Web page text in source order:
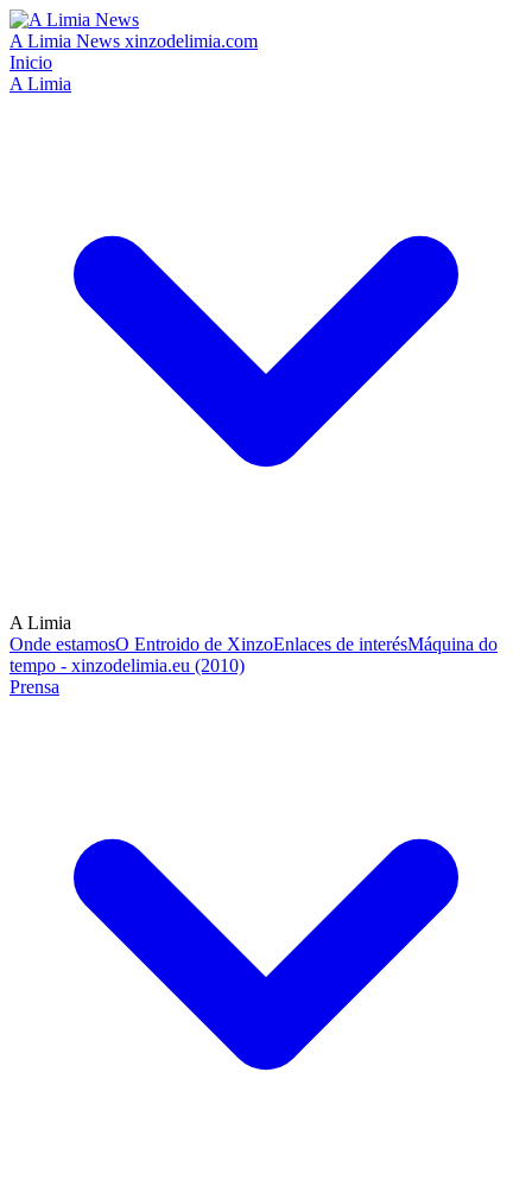
A Limia News xinzodelimia.com
Inicio
A Limia
A Limia
Onde estamosO Entroido de XinzoEnlaces de interésMáquina do
tempo - xinzodelimia.eu (2010)
Prensa